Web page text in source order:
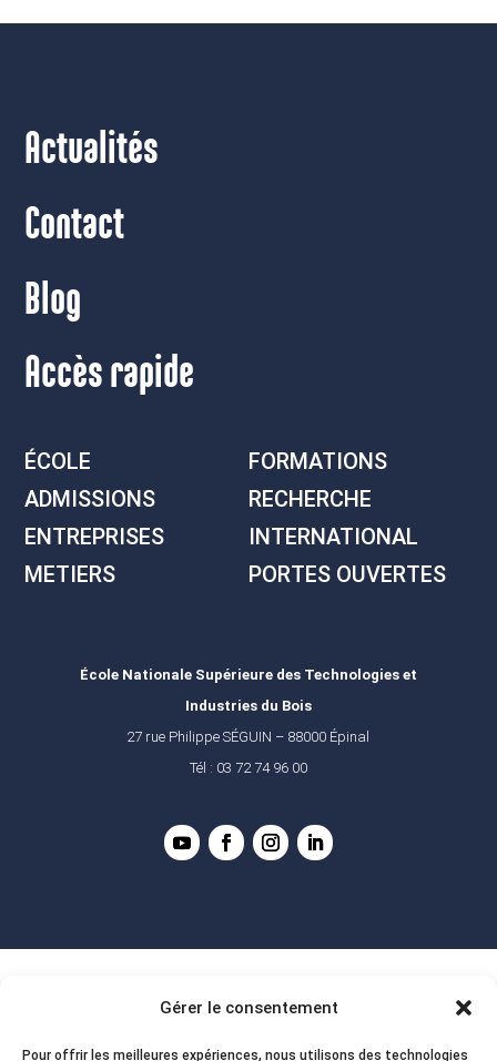
Gérer le consentement
Pour offrir les meilleures expériences, nous utilisons des technologies
Actualités
Contact
Blog
Accès rapide
ÉCOLE
FORMATIONS
ADMISSIONS
RECHERCHE
ENTREPRISES
INTERNATIONAL
METIERS
PORTES OUVERTES
École Nationale Supérieure des Technologies et
Industries du Bois
27 rue Philippe SÉGUIN – 88000 Épinal
Tél : 03 72 74 96 00